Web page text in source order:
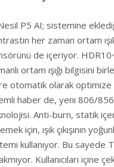
P5 AI; sistemine
her zaman ortam
de içeriyor.
ortam ışığı bilgisini
otomatik olarak optimize
haber de, yeni 806/
Anti-burn, statik
için, ışık çıkışının
kullanıyor. Bu sayede
Kullanıcıları